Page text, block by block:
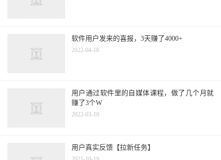
软件用户发来的喜报，3天赚了4000+
2022-04-18
用户通过软件里的自媒体课程，做了几个月就
赚了3个W
2022-03-10
用户真实反馈【拉新任务】